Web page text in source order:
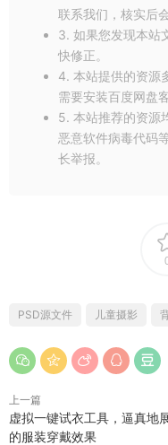
联系我们，核实后
3. 如果您发现本站
快修正。
4. 本站提供的资源
需要安装百度网盘
5. 本站推荐的资源
恶意软件病毒代码
长举报。
PSD源文件 儿童摄影
上一篇
虚拟一键试衣工具，逼真地
的服装穿戴效果